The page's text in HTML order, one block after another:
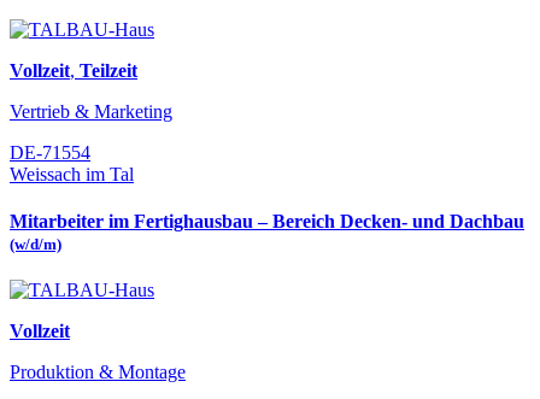
Vollzeit, Teilzeit
Vertrieb & Marketing
DE-71554
Weissach im Tal
Mitarbeiter im Fertighausbau – Bereich Decken- und Dachbau
(w/d/m)
Vollzeit
Produktion & Montage